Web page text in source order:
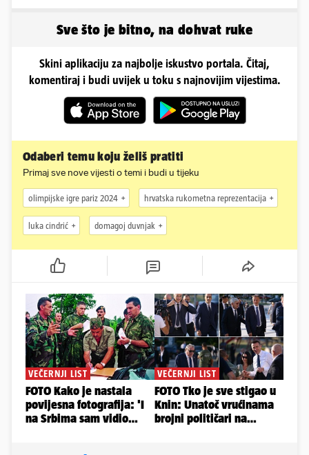
Sve što je bitno, na dohvat ruke
Skini aplikaciju za najbolje iskustvo portala. Čitaj,
komentiraj i budi uvijek u toku s najnovijim vijestima.
Odaberi temu koju želiš pratiti
Primaj sve nove vijesti o temi i budi u tijeku
olimpijske igre pariz 2024 hrvatska rukometna reprezentacija
luka cindrić domagoj duvnjak